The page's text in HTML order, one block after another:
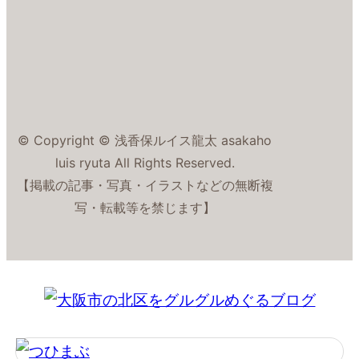
© Copyright © 浅香保ルイス龍太 asakaho
luis ryuta All Rights Reserved.
【掲載の記事・写真・イラストなどの無断複
写・転載等を禁じます】